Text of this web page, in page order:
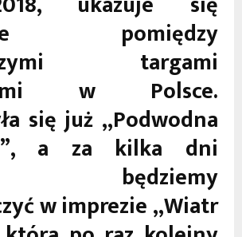
pomiędzy
targami
w Polsce.
się już „Podwodna
a za kilka dni
będziemy
w imprezie „Wiatr